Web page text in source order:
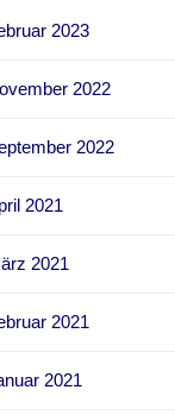
2023
2022
2022
2021
2021
2021
2021